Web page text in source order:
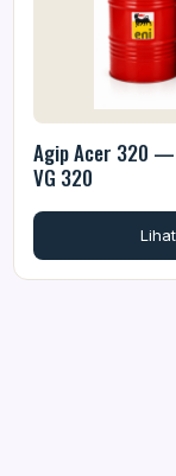
Agip Acer 320 —
VG 320